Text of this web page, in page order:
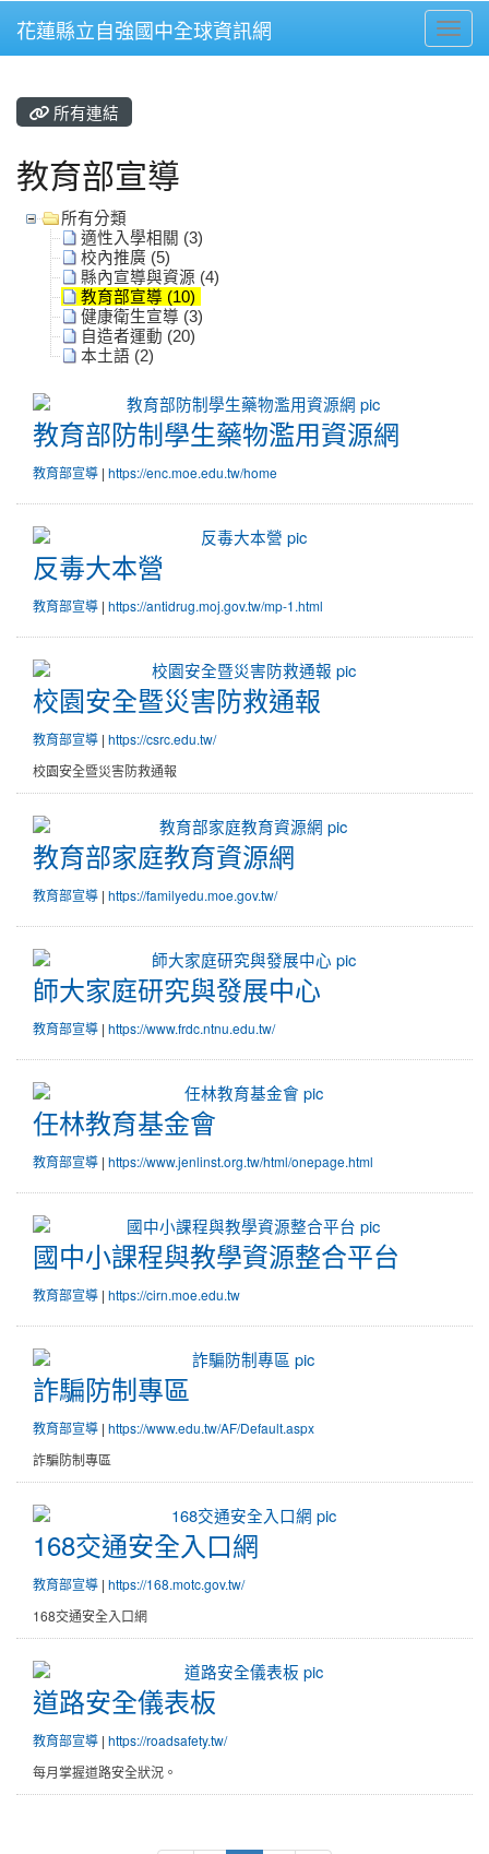
⏸
花蓮縣立自強國中全球資訊網
所有連結
教育部宣導
所有分類
適性入學相關 (3)
校內推廣 (5)
縣內宣導與資源 (4)
教育部宣導 (10)
健康衛生宣導 (3)
自造者運動 (20)
本土語 (2)
教育部防制學生藥物濫用資源網
教育部防制學生藥物濫用資源網
教育部宣導 | https://enc.moe.edu.tw/home
反毒大本營
教育部宣導 | https://antidrug.moj.gov.tw/mp-1.html
校園安全暨災害防救通報
校園安全暨災害防救通報
教育部宣導 | https://csrc.edu.tw/
校園安全暨災害防救通報
教育部家庭教育資源網
教育部家庭教育資源網
教育部宣導 | https://familyedu.moe.gov.tw/
師大家庭研究與發展中心
師大家庭研究與發展中心
教育部宣導 | https://www.frdc.ntnu.edu.tw/
任林教育基金會
教育部宣導 | https://www.jenlinst.org.tw/html/onepage.html
國中小課程與教學資源整合平台
國中小課程與教學資源整合平台
教育部宣導 | https://cirn.moe.edu.tw
詐騙防制專區
教育部宣導 | https://www.edu.tw/AF/Default.aspx
詐騙防制專區
168交通安全入口網
168交通安全入口網
教育部宣導 | https://168.motc.gov.tw/
168交通安全入口網
道路安全儀表板
教育部宣導 | https://roadsafety.tw/
每月掌握道路安全狀況。